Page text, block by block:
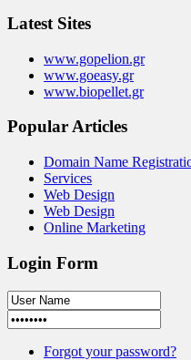
Latest Sites
www.gopelion.gr
www.goeasy.gr
www.biopellet.gr
Popular Articles
Domain Name
Services
Web Design
Web Design
Online Marketing
Login Form
Forgot your password?